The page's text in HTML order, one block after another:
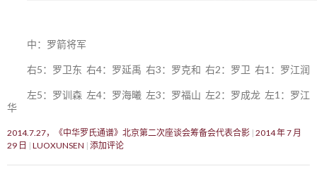
中：罗箭将军
右5：罗卫东 右4：罗延禹 右3：罗克和 右2：罗卫 右1：罗江润
左5：罗训森 左4：罗海曦 左3：罗福山 左2：罗成龙 左1：罗江
华
2014.7.27，《中华罗氏通谱》北京第二次座谈会筹备会代表合影 2014 年 7 月
29 日
LUOXUNSEN 添加评论